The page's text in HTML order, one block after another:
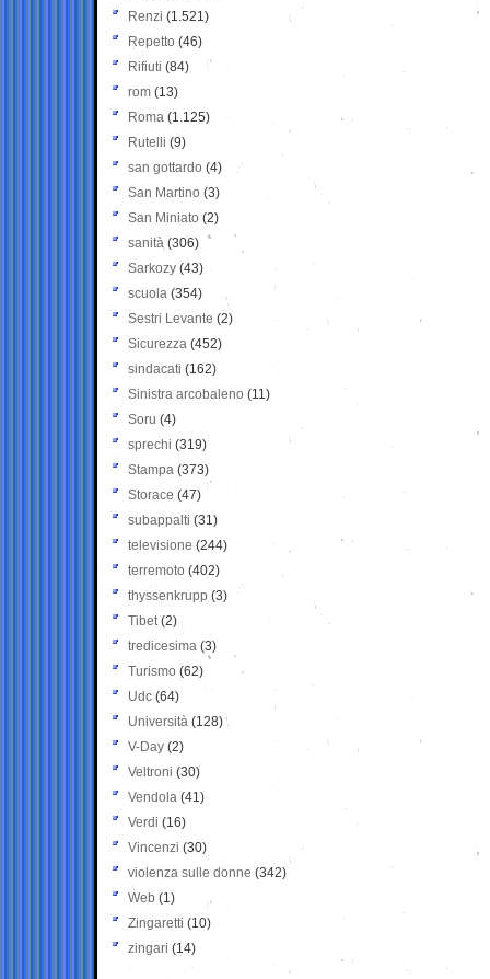
Renzi (1.521)
Repetto (46)
Rifiuti (84)
rom (13)
Roma (1.125)
Rutelli (9)
san gottardo (4)
San Martino (3)
San Miniato (2)
sanità (306)
Sarkozy (43)
scuola (354)
Sestri Levante (2)
Sicurezza (452)
sindacati (162)
Sinistra arcobaleno (11)
Soru (4)
sprechi (319)
Stampa (373)
Storace (47)
subappalti (31)
televisione(244)
terremoto (402)
thyssenkrupp (3)
Tibet(2)
tredicesima (3)
Turismo (62)
Udc (64)
Università (128)
V-Day (2)
Veltroni (30)
Vendola (41)
Verdi (16)
Vincenzi (30)
violenza sulle donne (342)
Web (1)
Zingaretti (10)
zingari (14)